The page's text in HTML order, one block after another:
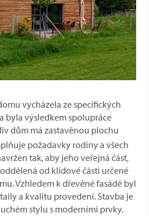
vycházela ze specifických
byla výsledkem spolupráce
dům má zastavěnou plochu
požadavky rodiny a všech
tak, aby jeho veřejná část,
od klidové části určené
Vzhledem k dřevěné fasádě byl
a kvalitu provedení. Stavba je
stylu s moderními prvky.